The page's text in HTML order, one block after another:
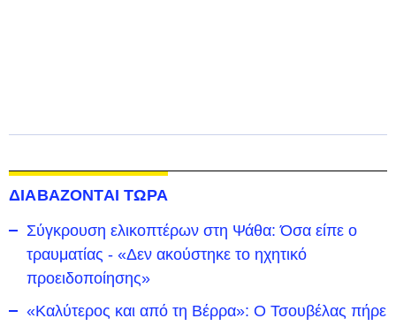
ΔΙΑΒΑΖΟΝΤΑΙ ΤΩΡΑ
Σύγκρουση ελικοπτέρων στη Ψάθα: Όσα είπε ο
τραυματίας - «Δεν ακούστηκε το ηχητικό
προειδοποίησης»
«Καλύτερος και από τη Βέρρα»: Ο Τσουβέλας πήρε